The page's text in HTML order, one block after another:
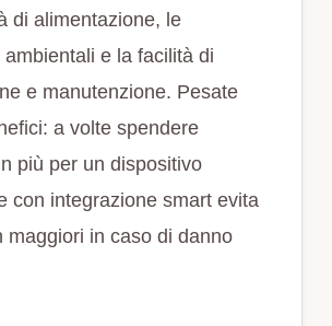
di alimentazione, le
e la facilità di
e manutenzione. Pesate
a volte spendere
più per un dispositivo
con integrazione smart evita
maggiori in caso di danno